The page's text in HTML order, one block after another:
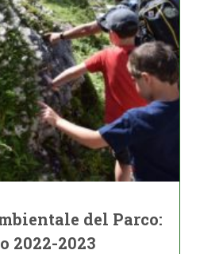
del Parco:
2022-2023